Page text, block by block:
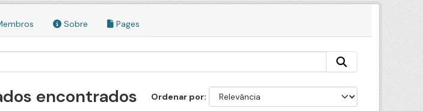
Sobre Pages
Ordenar por
encontrados